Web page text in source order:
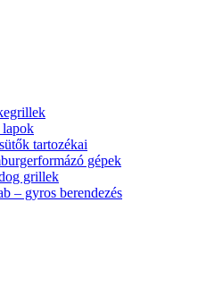
tartozékai
gépek
grillek
– gyros berendezés